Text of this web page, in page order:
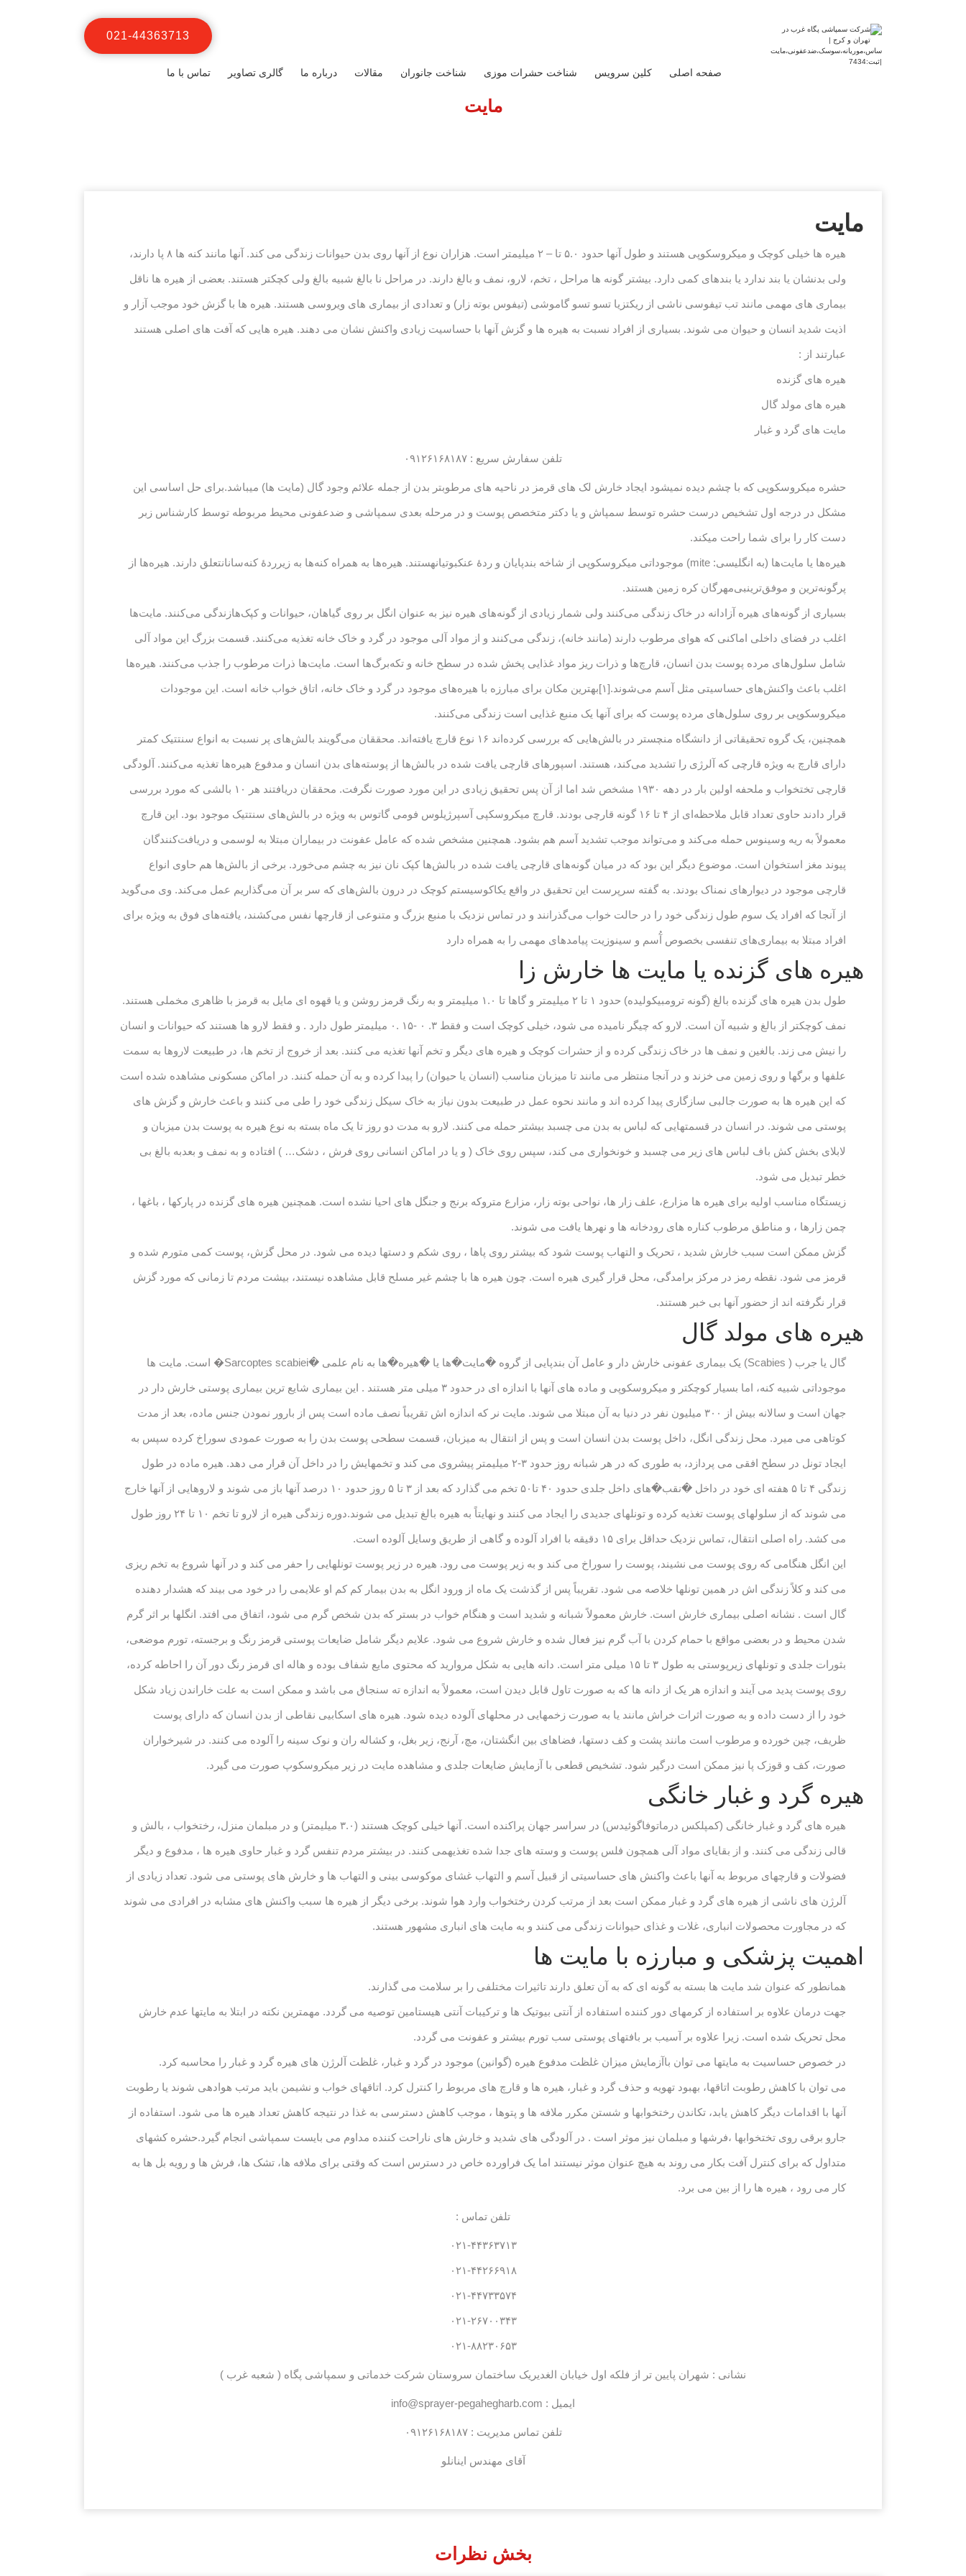
021-44363713
صفحه اصلی کلین سرویس شناخت حشرات موزی شناخت جانوران مقالات درباره ما گالری تصاویر تماس با ما
مایت
مایت
هیره ها خیلی کوچک و میکروسکوپی هستند و طول آنها حدود ۵.۰ تا – ۲ میلیمتر است. هزاران نوع از آنها روی بدن حیوانات زندگی می کند. آنها مانند کنه ها ۸ پا دارند،
ولی بدنشان یا بند ندارد یا بندهای کمی دارد. بیشتر گونه ها مراحل ، تخم، لارو، نمف و بالغ دارند. در مراحل نا بالغ شبیه بالغ ولی کچکتر هستند. بعضی از هیره ها ناقل
بیماری های مهمی مانند تب تیفوسی ناشی از ریکتزیا تسو تسو گاموشی (تیفوس بوته زار) و تعدادی از بیماری های ویروسی هستند. هیره ها با گزش خود موجب آزار و
اذیت شدید انسان و حیوان می شوند. بسیاری از افراد نسبت به هیره ها و گزش آنها با حساسیت زیادی واکنش نشان می دهند. هیره هایی که آفت های اصلی هستند
عبارتند از :
هیره های گزنده
هیره های مولد گال
مایت های گرد و غبار
تلفن سفارش سریع : ۰۹۱۲۶۱۶۸۱۸۷
حشره میکروسکوپی که با چشم دیده نمیشود ایجاد خارش لک های قرمز در ناحیه های مرطوبتر بدن از جمله علائم وجود گال (مایت ها) میباشد.برای حل اساسی این
مشکل در درجه اول تشخیص درست حشره توسط سمپاش و یا دکتر متخصص پوست و در مرحله بعدی سمپاشی و ضدعفونی محیط مربوطه توسط کارشناس زبر
دست کار را برای شما راحت میکند.
هیره‌ها یا مایت‌ها (به انگلیسی: mite) موجوداتی میکروسکوپی از شاخه بندپایان و ردهٔ عنکبوتیانهستند. هیره‌ها به همراه کنه‌ها به زیرردهٔ کنه‌سانانتعلق دارند. هیره‌ها از
پرگونه‌ترین و موفق‌ترینبی‌مهرگان کره زمین هستند.
بسیاری از گونه‌های هیره آزادانه در خاک زندگی می‌کنند ولی شمار زیادی از گونه‌های هیره نیز به عنوان انگل بر روی گیاهان، حیوانات و کپک‌هازندگی می‌کنند. مایت‌ها
اغلب در فضای داخلی اماکنی که هوای مرطوب دارند (مانند خانه)، زندگی می‌کنند و از مواد آلی موجود در گرد و خاک خانه تغذیه می‌کنند. قسمت بزرگ این مواد آلی
شامل سلول‌های مرده پوست بدن انسان، قارچ‌ها و ذرات ریز مواد غذایی پخش شده در سطح خانه و تکه‌برگ‌ها است. مایت‌ها ذرات مرطوب را جذب می‌کنند. هیره‌ها
اغلب باعث واکنش‌های حساسیتی مثل آسم می‌شوند.[۱]بهترین مکان برای مبارزه با هیره‌های موجود در گرد و خاک خانه، اتاق خواب خانه است. این موجودات
میکروسکوپی بر روی سلول‌های مرده پوست که برای آنها یک منبع غذایی است زندگی می‌کنند.
همچنین، یک گروه تحقیقاتی از دانشگاه منچستر در بالش‌هایی که بررسی کرده‌اند ۱۶ نوع قارچ یافته‌اند. محققان می‌گویند بالش‌های پر نسبت به انواع سنتتیک کمتر
دارای قارچ به ویژه قارچی که آلرژی را تشدید می‌کند، هستند. اسپورهای قارچی یافت شده در بالش‌ها از پوسته‌های بدن انسان و مدفوع هیره‌ها تغذیه می‌کنند. آلودگی
قارچی تختخواب و ملحفه اولین بار در دهه ۱۹۳۰ مشخص شد اما از آن پس تحقیق زیادی در این مورد صورت نگرفت. محققان دریافتند هر ۱۰ بالشی که مورد بررسی
قرار دادند حاوی تعداد قابل ملاحظه‌ای از ۴ تا ۱۶ گونه قارچی بودند. قارچ میکروسکپی آسپرژیلوس فومی گاتوس به ویژه در بالش‌های سنتتیک موجود بود. این قارچ
معمولاً به ریه وسینوس حمله می‌کند و می‌تواند موجب تشدید آسم هم بشود. همچنین مشخص شده که عامل عفونت در بیماران مبتلا به لوسمی و دریافت‌کنندگان
پیوند مغز استخوان است. موضوع دیگر این بود که در میان گونه‌های قارچی یافت شده در بالش‌ها کپک نان نیز به چشم می‌خورد. برخی از بالش‌ها هم حاوی انواع
قارچی موجود در دیوارهای نمناک بودند. به گفته سرپرست این تحقیق در واقع یکاکوسیستم کوچک در درون بالش‌های که سر بر آن می‌گذاریم عمل می‌کند. وی می‌گوید
از آنجا که افراد یک سوم طول زندگی خود را در حالت خواب می‌گذرانند و در تماس نزدیک با منبع بزرگ و متنوعی از قارچها نفس می‌کشند، یافته‌های فوق به ویژه برای
افراد مبتلا به بیماری‌های تنفسی بخصوص آُسم و سینوزیت پیامدهای مهمی را به همراه دارد
هیره های گزنده یا مایت ها خارش زا
طول بدن هیره های گزنده بالغ (گونه ترومبیکولیده) حدود ۱ تا ۲ میلیمتر و گاها تا ۱.۰ میلیمتر و به رنگ قرمز روشن و یا قهوه ای مایل به قرمز با ظاهری مخملی هستند.
نمف کوچکتر از بالغ و شبیه آن است. لارو که چیگر نامیده می شود، خیلی کوچک است و فقط ۳. ۰ -۱۵ .۰ میلیمتر طول دارد . و فقط لارو ها هستند که حیوانات و انسان
را نیش می زند. بالغین و نمف ها در خاک زندگی کرده و از حشرات کوچک و هیره های دیگر و تخم آنها تغذیه می کنند. بعد از خروج از تخم ها، در طبیعت لاروها به سمت
علفها و برگها و روی زمین می خزند و در آنجا منتظر می مانند تا میزبان مناسب (انسان یا حیوان) را پیدا کرده و به آن حمله کنند. در اماکن مسکونی مشاهده شده است
که این هیره ها به صورت جالبی سازگاری پیدا کرده اند و مانند نحوه عمل در طبیعت بدون نیاز به خاک سیکل زندگی خود را طی می کنند و باعث خارش و گزش های
پوستی می شوند. در انسان در قسمتهایی که لباس به بدن می چسبد بیشتر حمله می کنند. لارو به مدت دو روز تا یک ماه بسته به نوع هیره به پوست بدن میزبان و
لابلای بخش کش باف لباس های زیر می چسبد و خونخواری می کند، سپس روی خاک ( و یا در اماکن انسانی روی فرش ، دشک… ) افتاده و به نمف و بعدبه بالغ بی
خطر تبدیل می شود.
زیستگاه مناسب اولیه برای هیره ها مزارع، علف زار ها، نواحی بوته زار، مزارع متروکه برنج و جنگل های احیا نشده است. همچنین هیره های گزنده در پارکها ، باغها ،
چمن زارها ، و مناطق مرطوب کناره های رودخانه ها و نهرها یافت می شوند.
گزش ممکن است سبب خارش شدید ، تحریک و التهاب پوست شود که بیشتر روی پاها ، روی شکم و دستها دیده می شود. در محل گزش، پوست کمی متورم شده و
قرمز می شود. نقطه رمز در مرکز برامدگی، محل قرار گیری هیره است. چون هیره ها با چشم غیر مسلح قابل مشاهده نیستند، بیشت مردم تا زمانی که مورد گزش
قرار نگرفته اند از حضور آنها بی خبر هستند.
هیره های مولد گال
گال یا جرب ( Scabies) یک بیماری عفونی خارش دار و عامل آن بندپایی از گروه �مایت�ها یا �هیره�ها به نام علمی �Sarcoptes scabiei� است. مایت ها
موجوداتی شبیه کنه، اما بسیار کوچکتر و میکروسکوپی و ماده های آنها با اندازه ای در حدود ۳ میلی متر هستند . این بیماری شایع ترین بیماری پوستی خارش دار در
جهان است و سالانه بیش از ۳۰۰ میلیون نفر در دنیا به آن مبتلا می شوند. مایت نر که اندازه اش تقریباً نصف ماده است پس از بارور نمودن جنس ماده، بعد از مدت
کوتاهی می میرد. محل زندگی انگل، داخل پوست بدن انسان است و پس از انتقال به میزبان، قسمت سطحی پوست بدن را به صورت عمودی سوراخ کرده سپس به
ایجاد تونل در سطح افقی می پردازد، به طوری که در هر شبانه روز حدود ۳-۲ میلیمتر پیشروی می کند و تخمهایش را در داخل آن قرار می دهد. هیره ماده در طول
زندگی ۴ تا ۵ هفته ای خود در داخل �نقب�های داخل جلدی حدود ۴۰ تا۵۰ تخم می گذارد که بعد از ۳ تا ۵ روز حدود ۱۰ درصد آنها باز می شوند و لاروهایی از آنها خارج
می شوند که از سلولهای پوست تغذیه کرده و تونلهای جدیدی را ایجاد می کنند و نهایتاً به هیره بالغ تبدیل می شوند.دوره زندگی هیره از لارو تا تخم ۱۰ تا ۲۴ روز طول
می کشد. راه اصلی انتقال، تماس نزدیک حداقل برای ۱۵ دقیقه با افراد آلوده و گاهی از طریق وسایل آلوده است.
این انگل هنگامی که روی پوست می نشیند، پوست را سوراخ می کند و به زیر پوست می رود. هیره در زیر پوست تونلهایی را حفر می کند و در آنها شروع به تخم ریزی
می کند و کلاً زندگی اش در همین تونلها خلاصه می شود. تقریباً پس از گذشت یک ماه از ورود انگل به بدن بیمار کم کم او علایمی را در خود می بیند که هشدار دهنده
گال است . نشانه اصلی بیماری خارش است. خارش معمولاً شبانه و شدید است و هنگام خواب در بستر که بدن شخص گرم می شود، اتفاق می افتد. انگلها بر اثر گرم
شدن محیط و در بعضی مواقع با حمام کردن با آب گرم نیز فعال شده و خارش شروع می شود. علایم دیگر شامل ضایعات پوستی قرمز رنگ و برجسته، تورم موضعی،
بثورات جلدی و تونلهای زیرپوستی به طول ۳ تا ۱۵ میلی متر است. دانه هایی به شکل مروارید که محتوی مایع شفاف بوده و هاله ای قرمز رنگ دور آن را احاطه کرده،
روی پوست پدید می آیند و اندازه هر یک از دانه ها که به صورت تاول قابل دیدن است، معمولاً به اندازه ته سنجاق می باشد و ممکن است به علت خاراندن زیاد شکل
خود را از دست داده و به صورت اثرات خراش مانند یا به صورت زخمهایی در محلهای آلوده دیده شود. هیره های اسکابیی نقاطی از بدن انسان که دارای پوست
ظریف، چین خورده و مرطوب است مانند پشت و کف دستها، فضاهای بین انگشتان، مچ، آرنج، زیر بغل، و کشاله ران و نوک سینه را آلوده می کنند. در شیرخواران
صورت، کف و قوزک پا نیز ممکن است درگیر شود. تشخیص قطعی با آزمایش ضایعات جلدی و مشاهده مایت در زیر میکروسکوپ صورت می گیرد.
هیره گرد و غبار خانگی
هیره های گرد و غبار خانگی (کمپلکس درماتوفاگوئیدس) در سراسر جهان پراکنده است. آنها خیلی کوچک هستند (۳.۰ میلیمتر) و در مبلمان منزل، رختخواب ، بالش و
قالی زندگی می کنند. و از بقایای مواد آلی همچون فلس پوست و وسته های جدا شده تغذیهمی کنند. در بیشتر مردم تنفس گرد و غبار حاوی هیره ها ، مدفوع و دیگر
فضولات و قارچهای مربوط به آنها باعث واکنش های حساسیتی از قبیل آسم و التهاب غشای موکوسی بینی و التهاب ها و خارش های پوستی می شود. تعداد زیادی از
آلرژن های ناشی از هیره های گرد و غبار ممکن است بعد از مرتب کردن رختخواب وارد هوا شوند. برخی دیگر از هیره ها سبب واکنش های مشابه در افرادی می شوند
که در مجاورت محصولات انباری، غلات و غذای حیوانات زندگی می کنند و به مایت های انباری مشهور هستند.
اهمیت پزشکی و مبارزه با مایت ها
همانطور که عنوان شد مایت ها بسته به گونه ای که به آن تعلق دارند تاثیرات مختلفی را بر سلامت می گذارند.
جهت درمان علاوه بر استفاده از کرمهای دور کننده استفاده از آنتی بیوتیک ها و ترکیبات آنتی هیستامین توصیه می گردد. مهمترین نکته در ابتلا به مایتها عدم خارش
محل تحریک شده است. زیرا علاوه بر آسیب بر بافتهای پوستی سب تورم بیشتر و عفونت می گردد.
در خصوص حساسیت به مایتها می توان باآزمایش میزان غلظت مدفوع هیره (گوانین) موجود در گرد و غبار، غلظت آلرژن های هیره گرد و غبار را محاسبه کرد.
می توان با کاهش رطوبت اتاقها، بهبود تهویه و حذف گرد و غبار، هیره ها و قارچ های مربوط را کنترل کرد. اتاقهای خواب و نشیمن باید مرتب هوادهی شوند یا رطوبت
آنها با اقدامات دیگر کاهش یابد، تکاندن رختخوابها و شستن مکرر ملافه ها و پتوها ، موجب کاهش دسترسی به غذا در نتیجه کاهش تعداد هیره ها می شود. استفاده از
جارو برقی روی تختخوابها ،فرشها و مبلمان نیز موثر است . در آلودگی های شدید و خارش های ناراحت کننده مداوم می بایست سمپاشی انجام گیرد.حشره کشهای
متداول که برای کنترل آفت بکار می روند به هیچ عنوان موثر نیستند اما یک فراورده خاص در دسترس است که وقتی برای ملافه ها، تشک ها، فرش ها و رویه بل ها به
کار می رود ، هیره ها را از بین می برد.
تلفن تماس :
۰۲۱-۴۴۳۶۳۷۱۳
۰۲۱-۴۴۲۶۶۹۱۸
۰۲۱-۴۴۷۳۳۵۷۴
۰۲۱-۲۶۷۰۰۳۴۳
۰۲۱-۸۸۲۳۰۶۵۳
نشانی : شهران پایین تر از فلکه اول خیابان الغدیریک ساختمان سروستان شرکت خدماتی و سمپاشی پگاه ( شعبه غرب )
ایمیل : info@sprayer-pegahegharb.com
تلفن تماس مدیریت :۰۹۱۲۶۱۶۸۱۸۷
آقای مهندس اینانلو
بخش نظرات